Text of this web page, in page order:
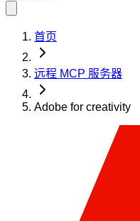
首页
远程 MCP 服务器
Adobe for creativity